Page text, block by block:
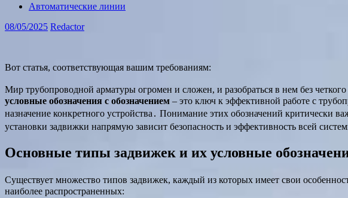
Автоматические линии
08/05/2025 Redactor
Вот статья, соответствующая вашим требованиям:
Мир трубопроводной арматуры огромен и сложен, и разобраться в нем без
условные обозначения с обозначением – это ключ к эффективной работе с
назначение конкретного устройства․ Понимание этих обозначений
установки задвижки напрямую зависит безопасность и эффективность всей
Основные типы задвижек и их условные
Существует множество типов задвижек, каждый из которых имеет свои
наиболее распространенных: